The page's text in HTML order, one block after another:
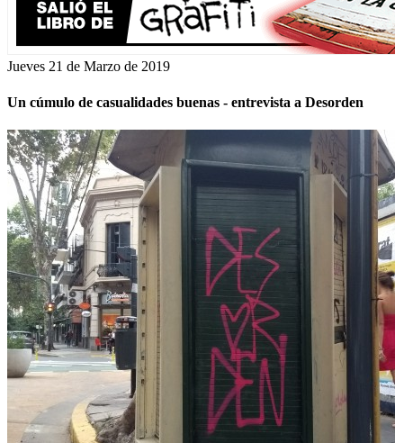
Jueves 21 de Marzo de 2019
Un cúmulo de casualidades buenas - entrevista a Desorden